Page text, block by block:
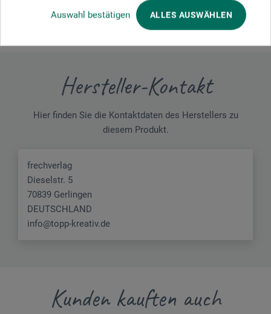
Auswahl bestätigen ALLES AUSWÄHLEN
Hersteller-Kontakt
Hier finden Sie die Kontaktdaten des Herstellers zu
diesem Produkt.
frechverlag
Dieselstr. 5
70839 Gerlingen
DEUTSCHLAND
info@topp-kreativ.de
Kunden kauften auch